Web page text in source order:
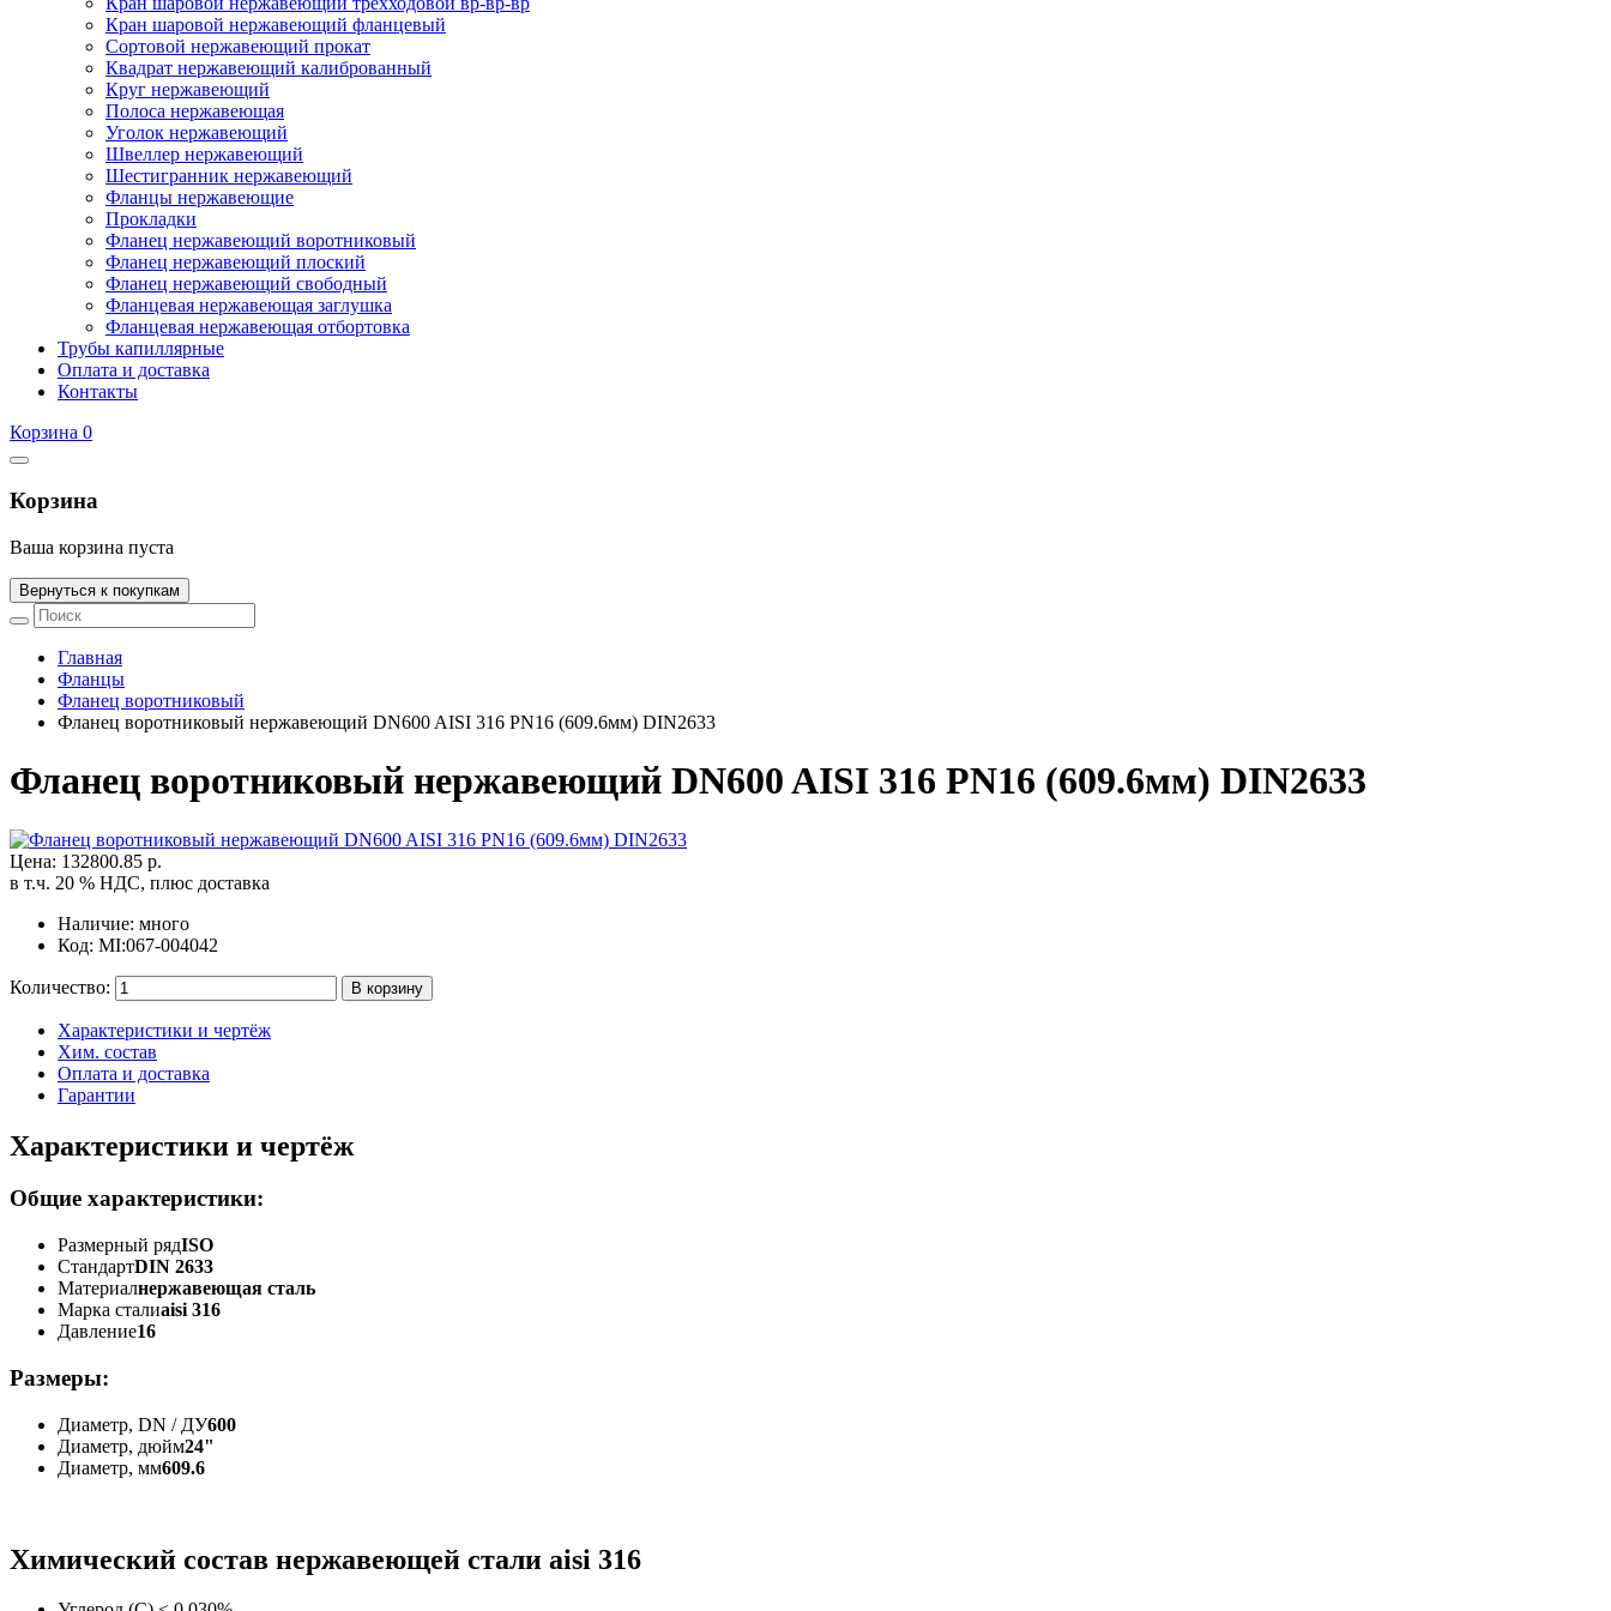
Кран шаровой нержавеющий фланцевый
Сортовой нержавеющий прокат
Квадрат нержавеющий калиброванный
Круг нержавеющий
Полоса нержавеющая
Уголок нержавеющий
Швеллер нержавеющий
Шестигранник нержавеющий
Фланцы нержавеющие
Прокладки
Фланец нержавеющий воротниковый
Фланец нержавеющий плоский
Фланец нержавеющий свободный
Фланцевая нержавеющая заглушка
Фланцевая нержавеющая отбортовка
Трубы капиллярные
Оплата и доставка
Контакты
Корзина 0
Корзина
Ваша корзина пуста
Вернуться к покупкам
Главная
Фланцы
Фланец воротниковый
Фланец воротниковый нержавеющий DN600 AISI 316 PN16 (609.6мм) DIN2633
Фланец воротниковый нержавеющий DN600 AISI 316 PN16 (609.6мм) DIN2633
Цена: 132800.85 р.
в т.ч. 20 % НДС, плюс доставка
Наличие: много
Код: MI:067-004042
Количество:
Характеристики и чертёж
Хим. состав
Оплата и доставка
Гарантии
Характеристики и чертёж
Общие характеристики:
Размерный рядISO
СтандартDIN 2633
Материалнержавеющая сталь
Марка сталиaisi 316
Давление16
Размеры:
Диаметр, DN / ДУ600
Диаметр, дюйм24"
Диаметр, мм609.6
Химический состав нержавеющей стали aisi 316